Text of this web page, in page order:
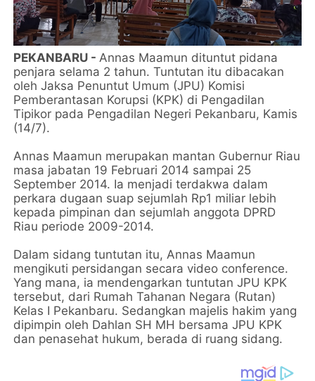
PEKANBARU - Annas Maamun dituntut pidana
penjara selama 2 tahun. Tuntutan itu dibacakan
oleh Jaksa Penuntut Umum (JPU) Komisi
Pemberantasan Korupsi (KPK) di Pengadilan
Tipikor pada Pengadilan Negeri Pekanbaru, Kamis
(14/7).
Annas Maamun merupakan mantan Gubernur Riau
masa jabatan 19 Februari 2014 sampai 25
September 2014. Ia menjadi terdakwa dalam
perkara dugaan suap sejumlah Rp1 miliar lebih
kepada pimpinan dan sejumlah anggota DPRD
Riau periode 2009-2014.
Dalam sidang tuntutan itu, Annas Maamun
mengikuti persidangan secara video conference.
Yang mana, ia mendengarkan tuntutan JPU KPK
tersebut, dari Rumah Tahanan Negara (Rutan)
Kelas I Pekanbaru. Sedangkan majelis hakim yang
dipimpin oleh Dahlan SH MH bersama JPU KPK
dan penasehat hukum, berada di ruang sidang.